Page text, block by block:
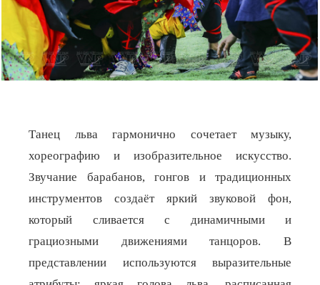
Танец льва гармонично сочетает музыку,
хореографию и изобразительное искусство.
Звучание барабанов, гонгов и традиционных
инструментов создаёт яркий звуковой фон,
который сливается с динамичными и
грациозными движениями танцоров. В
представлении используются выразительные